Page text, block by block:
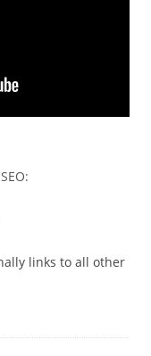
links to all other